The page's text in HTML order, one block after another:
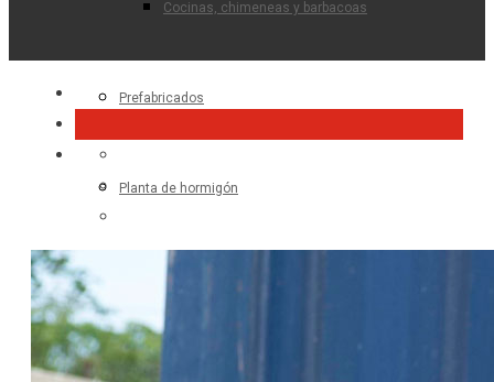
Cocinas, chimeneas y barbacoas
Prefabricados
Planta de hormigón
Para el profesional